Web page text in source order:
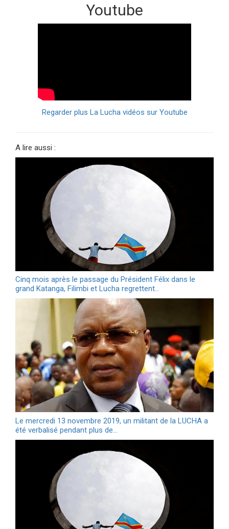
Youtube
Regarder plus La Lucha vidéos sur Youtube
A lire aussi :
Cinq mois après le passage du Président Félix dans le
grand Katanga, Filimbi et Lucha regrettent…
Le mercredi 13 novembre 2019, un militant de la LUCHA a
été verbalisé pendant plus de…